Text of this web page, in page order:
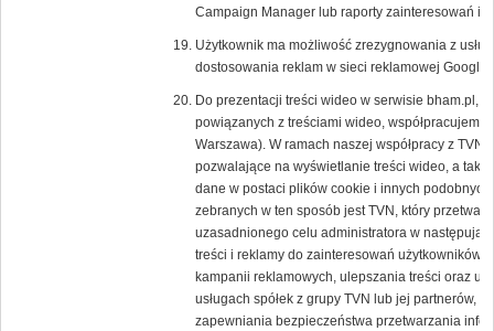
Campaign Manager lub raporty zainteresowań i
Użytkownik ma możliwość zrezygnowania z
dostosowania reklam w sieci reklamowej Google
Do prezentacji treści wideo w serwisie bham.pl,
powiązanych z treściami wideo, współpracujemy
Warszawa). W ramach naszej współpracy z
pozwalające na wyświetlanie treści wideo, a
dane w postaci plików cookie i innych
zebranych w ten sposób jest TVN, który
uzasadnionego celu administratora w
treści i reklamy do zainteresowań
kampanii reklamowych, ulepszania treści oraz
usługach spółek z grupy TVN lub jej partnerów,
zapewniania bezpieczeństwa przetwarzania